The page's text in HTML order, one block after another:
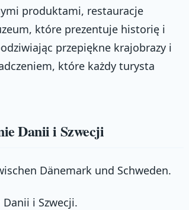
produktami, restauracje
które prezentuje historię i
przepiękne krajobrazy i
które każdy turysta
Danii i Szwecji
Dänemark und Schweden.
i Szwecji.